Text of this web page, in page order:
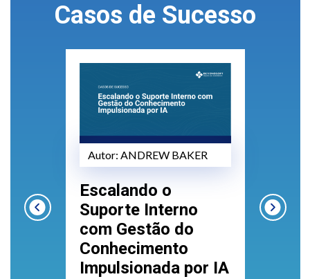
Casos de Sucesso
Autor: ANDREW BAKER
Escalando o
Suporte Interno
com Gestão do
Conhecimento
Impulsionada por IA